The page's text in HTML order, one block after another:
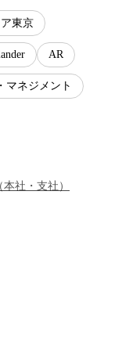
東京
AR
マネジメント
本社・支社 ）